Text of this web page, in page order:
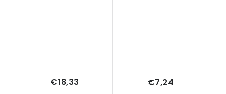
€18,33 €7,24